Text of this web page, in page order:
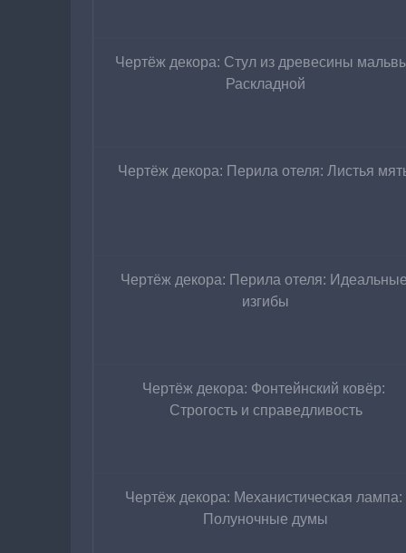
Чертёж декора: Стул из древесины
Раскладной
Чертёж декора: Перила отеля: Листья
Чертёж декора: Перила отеля: Идеальные
изгибы
Чертёж декора: Фонтейнский ковёр:
Строгость и справедливость
Чертёж декора: Механистическая лампа:
Полуночные думы